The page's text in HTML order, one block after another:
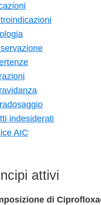
indesiderati
AIC
attivi
di